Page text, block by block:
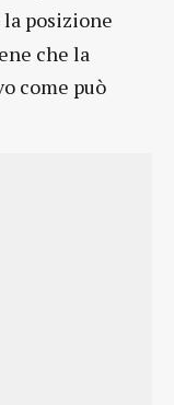
posizione
che la
come può